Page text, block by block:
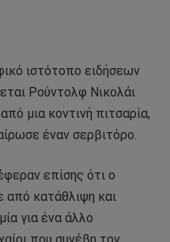
ιστότοπο ειδήσεων
Ρούντολφ Νικολάι
μια κοντινή πιτσαρία,
έναν σερβιτόρο.
επίσης ότι ο
κατάθλιψη και
για ένα άλλο